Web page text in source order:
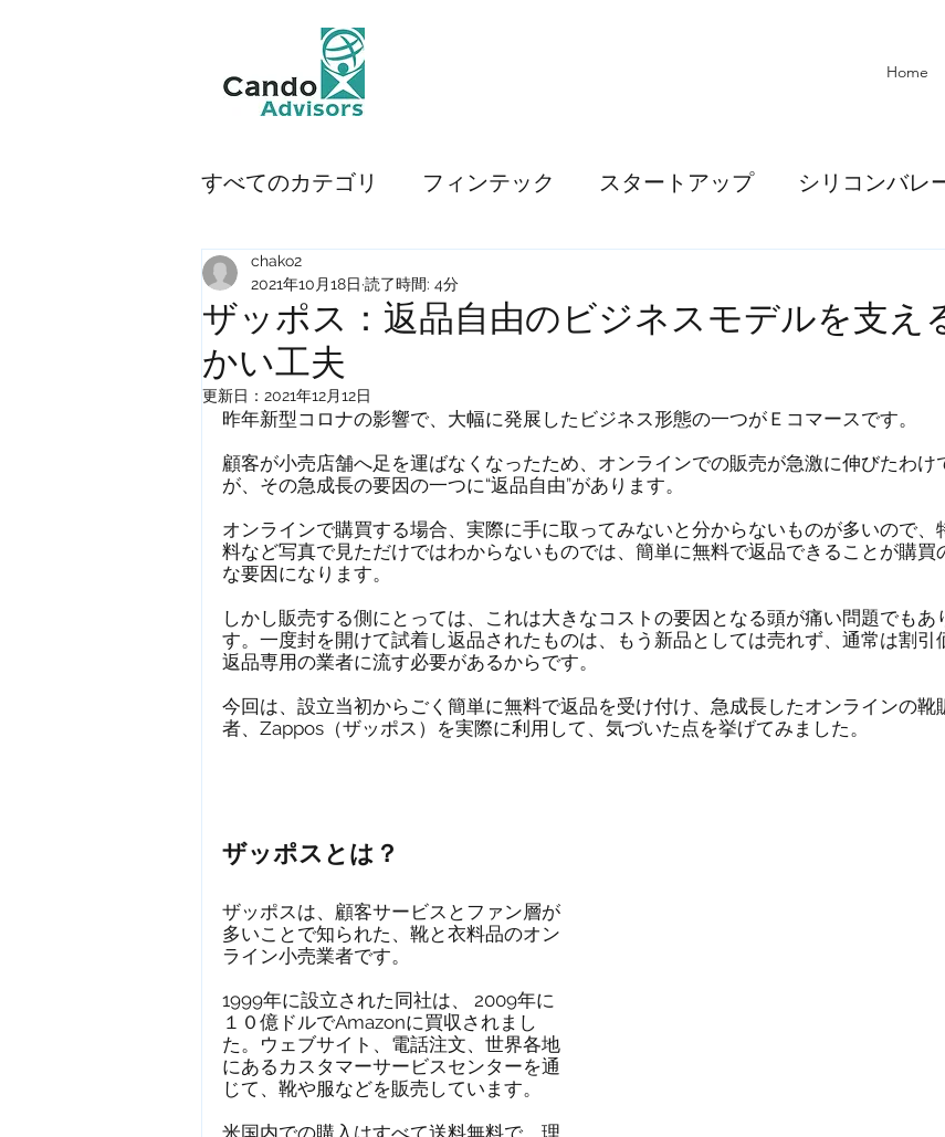
Home
すべてのカテゴリ フィンテック スタートアップ シリコンバレ
モビリティ 使えるツール
プロダクティビティ
ベンチャー企業 ペイメント・決済 金融DX
デジタルバンキング DX M&A Zoom
ベンチャーキャピタル リモートワーク 働き方 Finovate
新規事業 マーケティング
ザッポス：返品自由のビジネスモデルを支え
かい工夫
chako2
2021年10月18日 読了時間: 4分
更新日： 2021年12月12日
昨年新型コロナの影響で、大幅に発展したビジネス形態の一つがＥコマースです。
顧客が小売店舗へ足を運ばなくなったため、オンラインでの販売が急激に伸びたわけ
が、その急成長の要因の一つに“返品自由”があります。
オンラインで購買する場合、実際に手に取ってみないと分からないものが多いので、
料など写真で見ただけではわからないものでは、簡単に無料で返品できることが購買
な要因になります。
しかし販売する側にとっては、これは大きなコストの要因となる頭が痛い問題でもあ
す。一度封を開けて試着し返品されたものは、もう新品としては売れず、通常は割引
返品専用の業者に流す必要があるからです。
今回は、設立当初からごく簡単に無料で返品を受け付け、急成長したオンラインの靴
者、Zappos（ザッポス）を実際に利用して、気づいた点を挙げてみました。
ザッポスとは？
ザッポスは、顧客サービスとファン層が
多いことで知られた、靴と衣料品のオン
ライン小売業者です。
1999年に設立された同社は、 2009年に
１０億ドルでAmazonに買収されまし
た。ウェブサイト、電話注文、世界各地
にあるカスタマーサービスセンターを通
じて、靴や服などを販売しています。
米国内での購入はすべて送料無料で、理